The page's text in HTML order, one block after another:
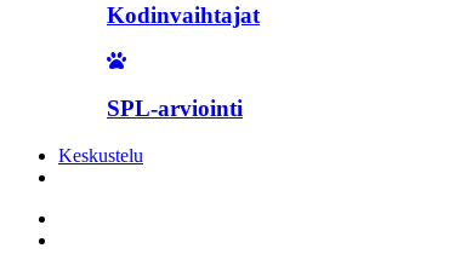
Kodinvaihtajat
SPL-arviointi
Keskustelu